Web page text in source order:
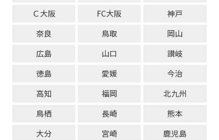
Ｃ大阪
FC大阪
神戸
奈良
鳥取
岡山
広島
山口
讃岐
徳島
愛媛
今治
高知
福岡
北九州
鳥栖
長崎
熊本
大分
宮崎
鹿児島